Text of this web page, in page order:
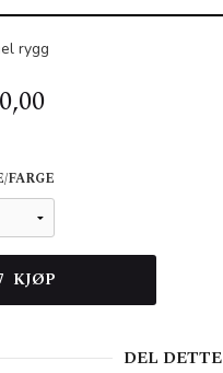
rygg
FARGE
KJØP
DEL DETTE